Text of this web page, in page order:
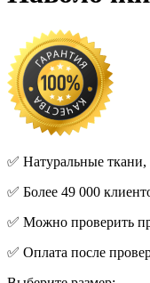
✅ Натуральные
✅ Более 49 000
✅ Можно проверить
✅ Оплата после